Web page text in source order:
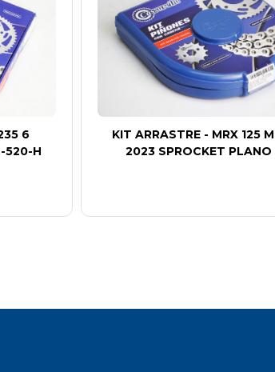
6
520-H
KIT ARRASTRE - MRX 125
2023 SPROCKET PLANO